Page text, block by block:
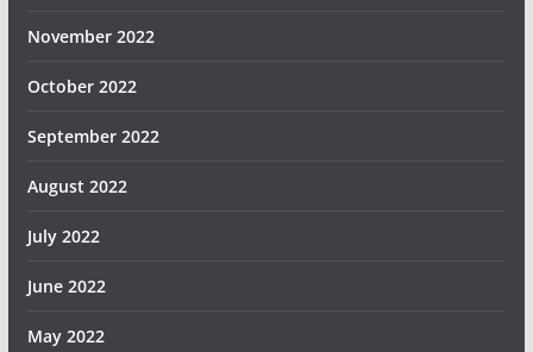
November 2022
October 2022
September 2022
August 2022
July 2022
June 2022
May 2022